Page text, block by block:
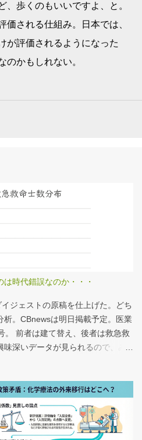
、歩くのもいいですよ、と。
価される仕組み。日本では、
が評価されるようになった
のかもしれない。
時代錯誤なのか・・・
ジェストの原稿を仕上げた。どち
析。CBnewsは明日掲載予定。医業
。 前者は建て替え、後者は救急救
深いデータが見られるので、み
事をお読みください！なのだが、
病床機能報告（2023年度報告）を
常勤・非常勤（常勤換算）の合
まない この施設は何人いるんだろ